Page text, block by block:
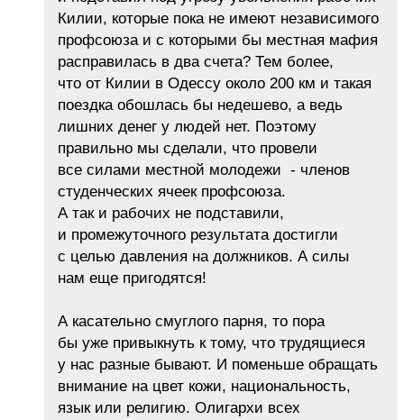
Килии, которые пока не имеют независимого
профсоюза и с которыми бы местная мафия
расправилась в два счета? Тем более,
что от Килии в Одессу около 200 км и такая
поездка обошлась бы недешево, а ведь
лишних денег у людей нет. Поэтому
правильно мы сделали, что провели
все силами местной молодежи - членов
студенческих ячеек профсоюза.
А так и рабочих не подставили,
и промежуточного результата достигли
с целью давления на должников. А силы
нам еще пригодятся!
А касательно смуглого парня, то пора
бы уже привыкнуть к тому, что трудящиеся
у нас разные бывают. И поменьше обращать
внимание на цвет кожи, национальность,
язык или религию. Олигархи всех